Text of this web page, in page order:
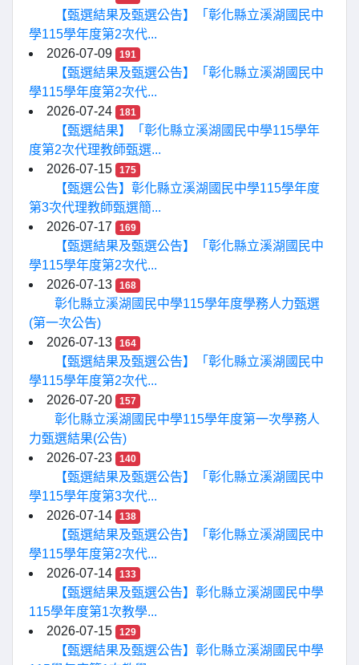
【甄選結果及甄選公告】「彰化縣立溪湖國民中
學115學年度第2次代...
2026-07-09
191
【甄選結果及甄選公告】「彰化縣立溪湖國民中
學115學年度第2次代...
2026-07-24
181
【甄選結果】「彰化縣立溪湖國民中學115學年
度第2次代理教師甄選...
2026-07-15
175
【甄選公告】彰化縣立溪湖國民中學115學年度
第3次代理教師甄選簡...
2026-07-17
169
【甄選結果及甄選公告】「彰化縣立溪湖國民中
學115學年度第2次代...
2026-07-13
168
彰化縣立溪湖國民中學115學年度學務人力甄選
(第一次公告)
2026-07-13
164
【甄選結果及甄選公告】「彰化縣立溪湖國民中
學115學年度第2次代...
2026-07-20
157
彰化縣立溪湖國民中學115學年度第一次學務人
力甄選結果(公告)
2026-07-23
140
【甄選結果及甄選公告】「彰化縣立溪湖國民中
學115學年度第3次代...
2026-07-14
138
【甄選結果及甄選公告】「彰化縣立溪湖國民中
學115學年度第2次代...
2026-07-14
133
【甄選結果及甄選公告】彰化縣立溪湖國民中學
115學年度第1次教學...
2026-07-15
129
【甄選結果及甄選公告】彰化縣立溪湖國民中學